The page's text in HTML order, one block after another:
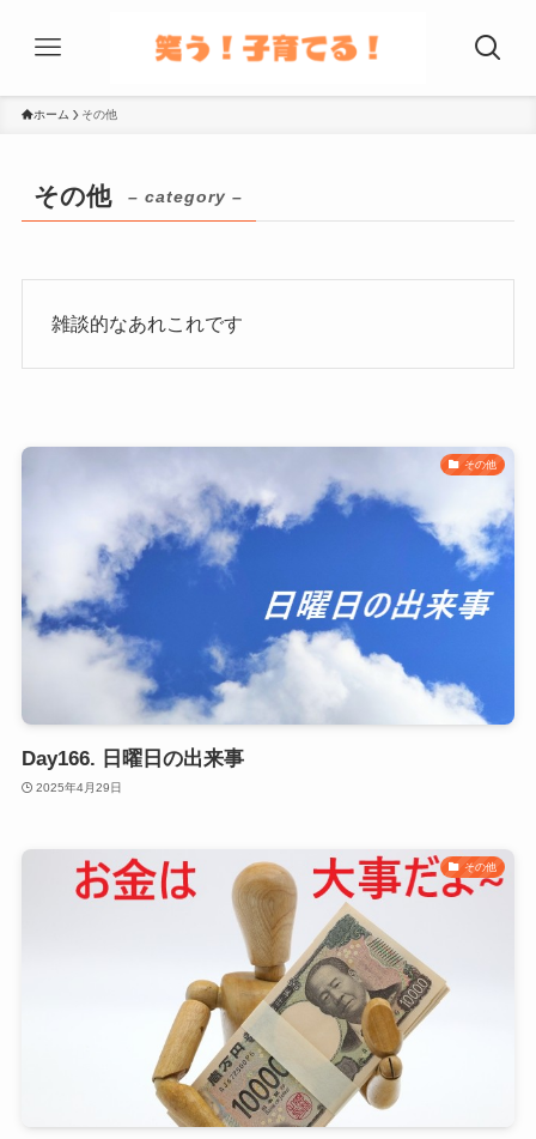
ホーム その他
その他 – category –
雑談的なあれこれです
その他
Day166. 日曜日の出来事
2025年4月29日
その他